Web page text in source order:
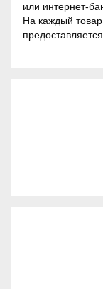
или интернет-
На каждый товар